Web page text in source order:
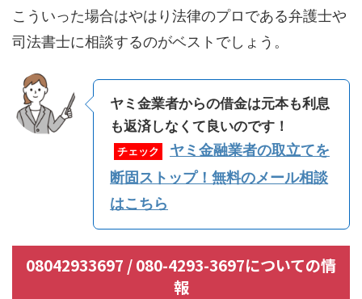
こういった場合はやはり法律のプロである弁護士や
司法書士に相談するのがベストでしょう。
ヤミ金業者からの借金は元本も利息
も返済しなくて良いのです！
チェック
ヤミ金融業者の取立てを
断固ストップ！無料のメール相談
はこちら
08042933697 / 080-4293-3697についての情
報